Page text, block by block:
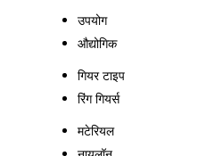
उपयोग
औद्योगिक
गियर टाइप
रिंग गियर्स
मटेरियल